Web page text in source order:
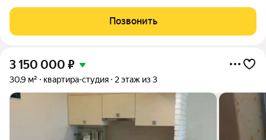
Санузел в плитке, новая сантехника Квартира с мебелью
Чистая, аккуратная и полностью
Позвонить
3 150 000 ₽
30,9 м² квартира-студия 2 этаж из 3